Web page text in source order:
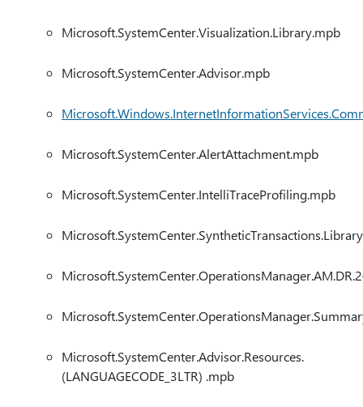
Microsoft.SystemCenter.Visualization.Library.mpb
Microsoft.SystemCenter.Advisor.mpb
Microsoft.SystemCenter.AlertAttachment.mpb
Microsoft.SystemCenter.IntelliTraceProfiling.mpb
Microsoft.SystemCenter.Advisor.Resources.
(LANGUAGECODE_3LTR) .mpb